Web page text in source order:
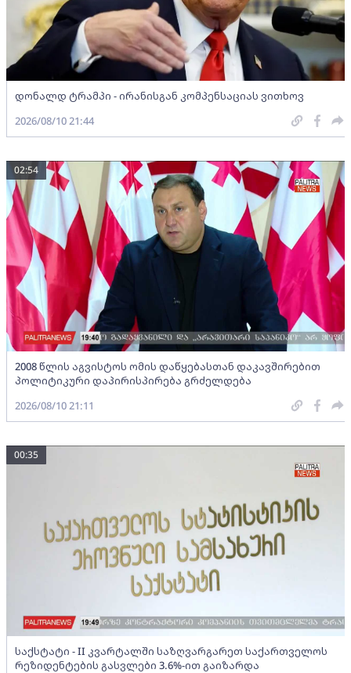
დონალდ ტრამპი - ირანისგან კომპენსაციას ვითხოვ
2026/08/10 21:44
2008 წლის აგვისტოს ომის დაწყებასთან დაკავშირებით
პოლიტიკური დაპირისპირება გრძელდება
02:54
2026/08/10 21:11
საქსტატი - II კვარტალში საზღვარგარეთ საქართველოს
რეზიდენტების გასვლები 3.6%-ით გაიზარდა
00:35